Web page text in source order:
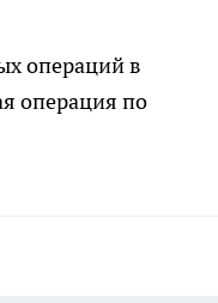
операций в
операция по